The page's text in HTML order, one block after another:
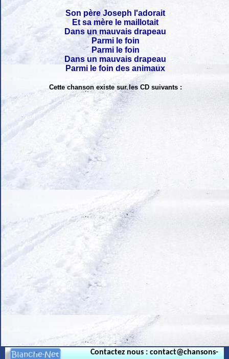
Son père Joseph l'adorait
Et sa mère le maillotait
Dans un mauvais drapeau
Parmi le foin
Parmi le foin
Dans un mauvais drapeau
Parmi le foin des animaux
Cette chanson existe sur les CD suivants :
.
Contactez nous : contact@chansons-